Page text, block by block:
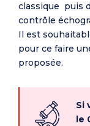
classique puis
contrôle
Il est
pour ce faire
proposée.
Si
le